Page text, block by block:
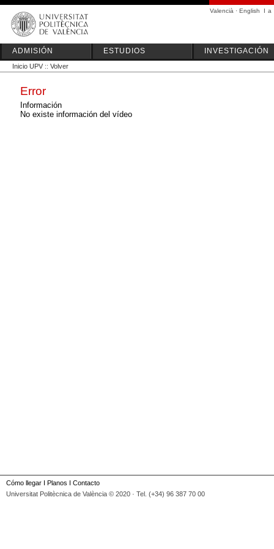
Valencià · English I a
ADMISIÓN ESTUDIOS INVESTIGACIÓN
Inicio UPV :: Volver
Error
Información
No existe información del vídeo
Cómo llegar I Planos I Contacto
Universitat Politècnica de València © 2020 · Tel. (+34) 96 387 70 00